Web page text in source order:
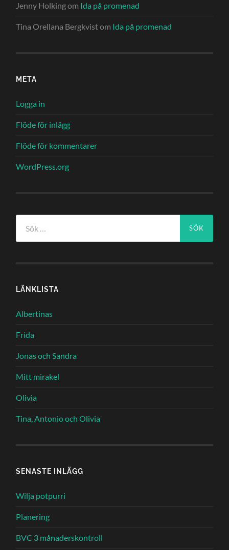
Jenny Holkingom Ida på promenad
Tina Orellana Bergkvistom Ida på promenad
META
Logga in
Flöde för inlägg
Flöde för kommentarer
WordPress.org
efter:
LÄNKLISTA
Albertinas
Frida
Jonas och Sandra
Mitt mirakel
Olivia
Tina, Antonio och Olivia
SENASTE INLÄGG
Wilja potpurri
Planering
BVC 3 månaderskontroll